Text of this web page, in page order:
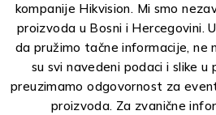
kompanije Hikvision. Mi smo
proizvoda u Bosni i Hercegovini.
da pružimo tačne informacije,
su svi navedeni podaci i slike
preuzimamo odgovornost za
proizvoda. Za zvanične